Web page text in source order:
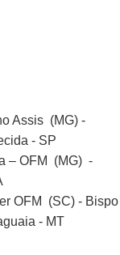
Assis (MG) -
- SP
– OFM (MG) -
OFM (SC) - Bispo
- MT